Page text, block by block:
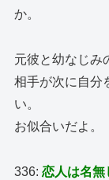
か。
元彼と幼なじみ
相手が次に自分
い。
お似合いだよ。
336:恋人は名無